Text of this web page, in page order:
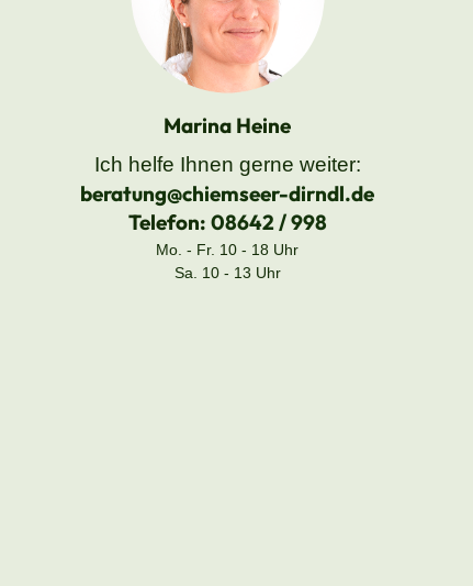
Marina Heine
Ich helfe Ihnen gerne weiter:
beratung@chiemseer-dirndl.de
Telefon: 08642 / 998
Mo. - Fr. 10 - 18 Uhr
Sa. 10 - 13 Uhr